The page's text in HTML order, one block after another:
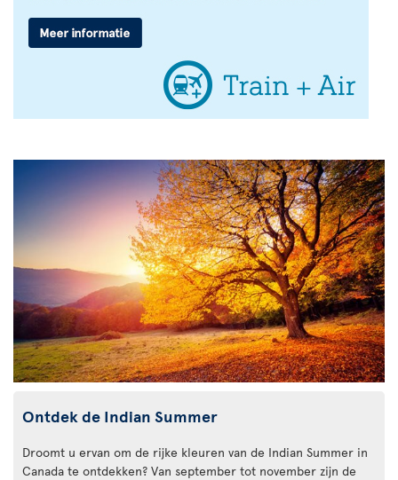
Ontdek de Indian Summer
Droomt u ervan om de rijke kleuren van de Indian Summer in
Canada te ontdekken? Van september tot november zijn de